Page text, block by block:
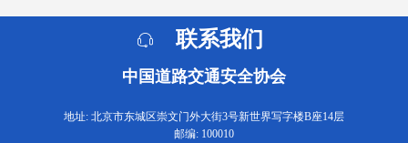
联系我们
中国道路交通安全协会
地址: 北京市东城区崇文门外大街3号新世界写字楼B座14层
邮编: 100010